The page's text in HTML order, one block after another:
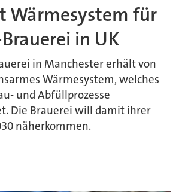
Wärmesystem für
in UK
in Manchester erhält von
Wärmesystem, welches
und Abfüllprozesse
Die Brauerei will damit ihrer
näherkommen.